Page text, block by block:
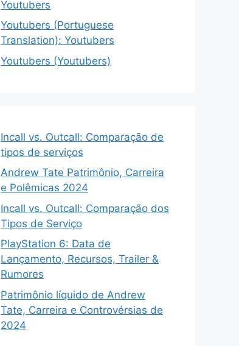
Youtubers
Youtubers (Portuguese
Translation): Youtubers
Youtubers (Youtubers)
Incall vs. Outcall: Comparação de
tipos de serviços
Andrew Tate Patrimônio, Carreira
e Polêmicas 2024
Incall vs. Outcall: Comparação dos
Tipos de Serviço
PlayStation 6: Data de
Lançamento, Recursos, Trailer &
Rumores
Patrimônio líquido de Andrew
Tate, Carreira e Controvérsias de
2024